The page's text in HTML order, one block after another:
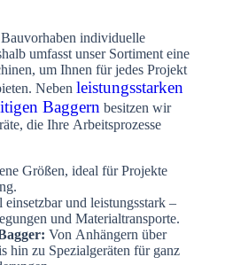
individuelle
umfasst unser Sortiment eine
um Ihnen für jedes Projekt
Neben leistungsstarken
Baggern besitzen wir
die Ihre Arbeitsprozesse
Größen, ideal für Projekte
einsetzbar und leistungsstark –
und Materialtransporte.
Von Anhängern über
hin zu Spezialgeräten für ganz